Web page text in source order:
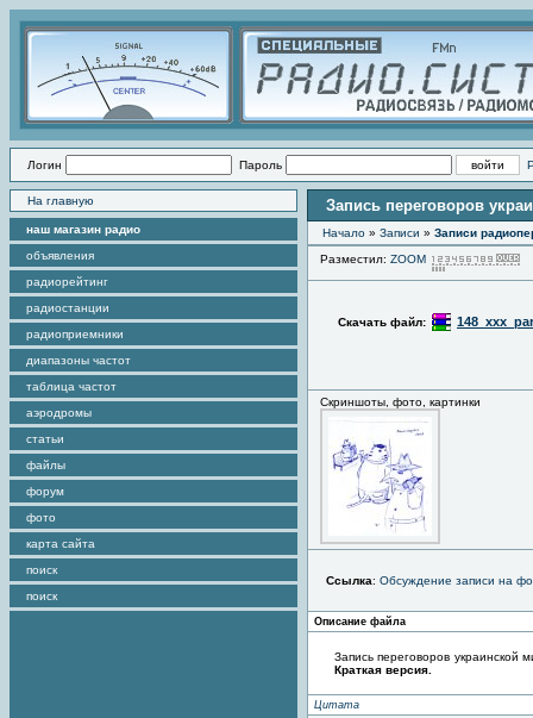
Логин Пароль
На главную
наш магазин радио
объявления
радиорейтинг
радиостанции
радиоприемники
диапазоны частот
таблица частот
аэродромы
статьи
файлы
форум
фото
карта сайта
поиск
поиск
Запись переговоров
Начало » Записи » Записи
Разместил: ZOOM
Скачать файл:
Скриншоты, фото, картинки
Ссылка: Обсуждение записи на
Описание файла
Запись переговоров украинской
Краткая версия.
Цитата